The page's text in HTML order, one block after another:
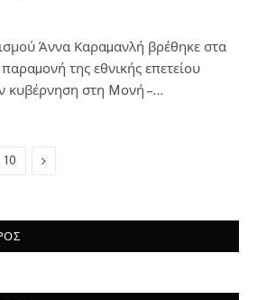
Άννα Καραµανλή βρέθηκε στα
της εθνικής επετείου
κυβέρνηση στη Mονή –…
10 Next